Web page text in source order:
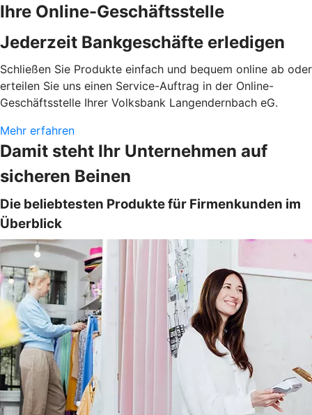
Ihre Online-Geschäftsstelle
Jederzeit Bankgeschäfte erledigen
Schließen Sie Produkte einfach und bequem online ab oder
erteilen Sie uns einen Service-Auftrag in der Online-
Geschäftsstelle Ihrer Volksbank Langendernbach eG.
Mehr erfahren
Damit steht Ihr Unternehmen auf
sicheren Beinen
Die beliebtesten Produkte für Firmenkunden im
Überblick